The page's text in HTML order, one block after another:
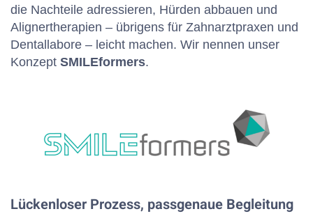
die Nachteile adressieren, Hürden abbauen und
Alignertherapien – übrigens für Zahnarztpraxen und
Dentallabore – leicht machen. Wir nennen unser
Konzept SMILEformers.
Lückenloser Prozess, passgenaue Begleitung